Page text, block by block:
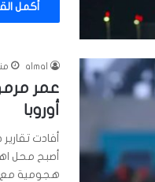
أكمل
almal منذ 5
عمر
أوروبا
أفادت
أصبح محل
هجومية مع